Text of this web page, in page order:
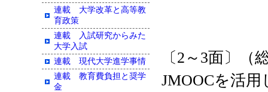
〔2～3面〕（
JMOOCを活
連載 大学改革と高等教
育政策
連載 入試研究からみた
大学入試
連載 現代大学進学事情
連載 教育費負担と奨学
金